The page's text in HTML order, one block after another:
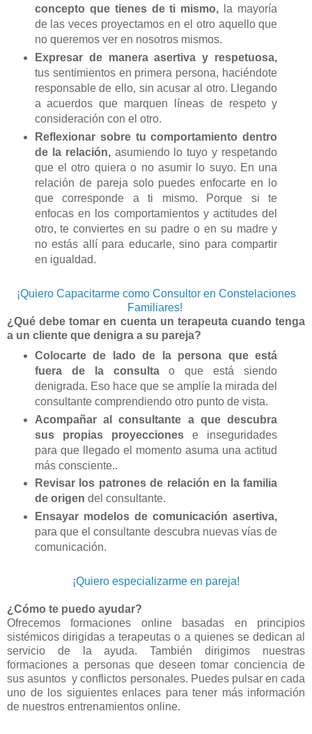
concepto que tienes de ti mismo, la mayoría
de las veces proyectamos en el otro aquello que
no queremos ver en nosotros mismos.
Expresar de manera asertiva y respetuosa,
tus sentimientos en primera persona, haciéndote
responsable de ello, sin acusar al otro. Llegando
a acuerdos que marquen líneas de respeto y
consideración con el otro.
Reflexionar sobre tu comportamiento dentro
de la relación,asumiendo lo tuyo y respetando
que el otro quiera o no asumir lo suyo. En una
relación de pareja solo puedes enfocarte en lo
que corresponde a ti mismo. Porque si te
enfocas en los comportamientos y actitudes del
otro, te conviertes en su padre o en su madre y
no estás allí para educarle, sino para compartir
en igualdad.
¡Quiero Capacitarme como Consultor en Constelaciones
Familiares!
¿Qué debe tomar en cuenta un terapeuta cuando tenga
a un cliente que denigra a su pareja?
Colocarte de lado de la persona que está
fuera de la consultao que está siendo
denigrada. Eso hace que se amplíe la mirada del
consultante comprendiendo otro punto de vista.
Acompañar al consultante a que descubra
sus propias proyeccionese inseguridades
para que llegado el momento asuma una actitud
más consciente..
Revisar los patrones de relación en la familia
de origen del consultante.
Ensayar modelos de comunicación asertiva,
para que el consultante descubra nuevas vías de
comunicación.
¡Quiero especializarme en pareja!
¿Cómo te puedo ayudar?
Ofrecemos formaciones online basadas en principios
sistémicos dirigidas a terapeutas o a quienes se dedican al
servicio de la ayuda. También dirigimos nuestras
formaciones a personas que deseen tomar conciencia de
sus asuntos y conflictos personales. Puedes pulsar en cada
uno de los siguientes enlaces para tener más información
de nuestros entrenamientos online.